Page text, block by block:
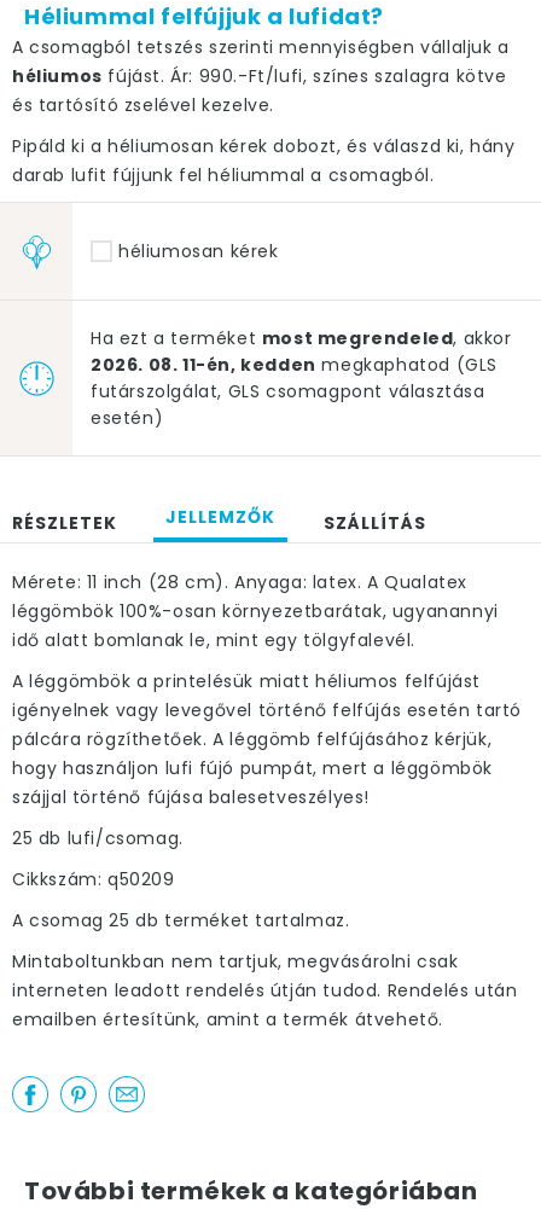
Héliummal felfújjuk a lufidat?
A csomagból tetszés szerinti mennyiségben vállaljuk a
héliumos fújást. Ár: 990.-Ft/lufi, színes szalagra kötve
és tartósító zselével kezelve.
Pipáld ki a héliumosan kérek dobozt, és válaszd ki, hány
darab lufit fújjunk fel héliummal a csomagból.
héliumosan kérek
Ha ezt a terméket most megrendeled, akkor
2026. 08. 11-én, kedden megkaphatod (GLS
futárszolgálat, GLS csomagpont választása
esetén)
RÉSZLETEK JELLEMZŐK SZÁLLÍTÁS
Mérete: 11 inch (28 cm). Anyaga: latex. A Qualatex
léggömbök 100%-osan környezetbarátak, ugyanannyi
idő alatt bomlanak le, mint egy tölgyfalevél.
A léggömbök a printelésük miatt héliumos felfújást
igényelnek vagy levegővel történő felfújás esetén tartó
pálcára rögzíthetőek. A léggömb felfújásához kérjük,
hogy használjon lufi fújó pumpát, mert a léggömbök
szájjal történő fújása balesetveszélyes!
25 db lufi/csomag.
Cikkszám: q50209
A csomag 25 db terméket tartalmaz.
Mintaboltunkban nem tartjuk, megvásárolni csak
interneten leadott rendelés útján tudod. Rendelés után
emailben értesítünk, amint a termék átvehető.
További termékek a kategóriában